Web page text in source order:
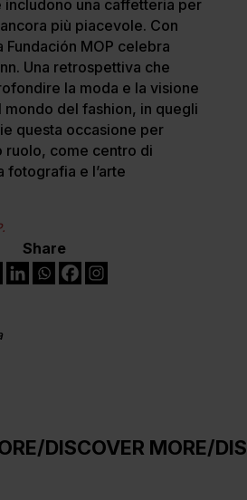
includono una caffetteria per
più piacevole. Con
Fundación MOP celebra
Una retrospettiva che
la moda e la visione
del fashion, in quegli
questa occasione per
ruolo, come centro di
fotografia e l’arte
Share
MORE/